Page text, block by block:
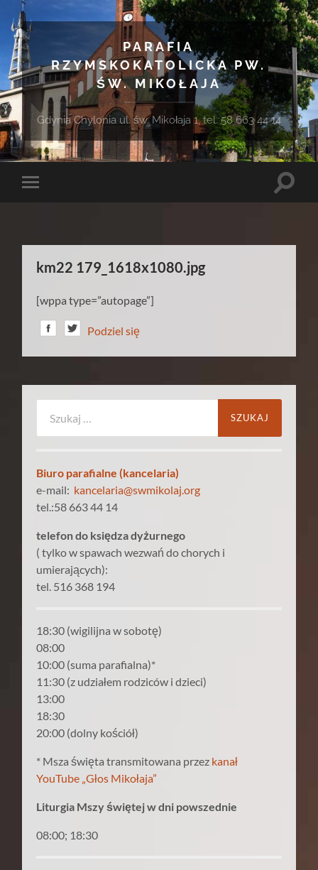
PARAFIA
RZYMSKOKATOLICKA PW.
ŚW. MIKOŁAJA
Gdynia Chylonia ul. św. Mikołaja 1, tel. 58 663 44 14
Toggle
Toggle
km22 179_1618x1080.jpg
[wppa type=”autopage”]
Podziel się
Biuro parafialne (kancelaria)
e-mail: kancelaria@swmikolaj.org
tel.:58 663 44 14
telefon do księdza dyżurnego
( tylko w spawach wezwań do chorych i
umierających):
tel. 516 368 194
18:30 (wigilijna w sobotę)
08:00
10:00 (suma parafialna)*
11:30 (z udziałem rodziców i dzieci)
13:00
18:30
20:00 (dolny kościół)
* Msza święta transmitowana przez kanał
YouTube „Głos Mikołaja”
Liturgia Mszy świętej w dni powszednie
08:00; 18:30